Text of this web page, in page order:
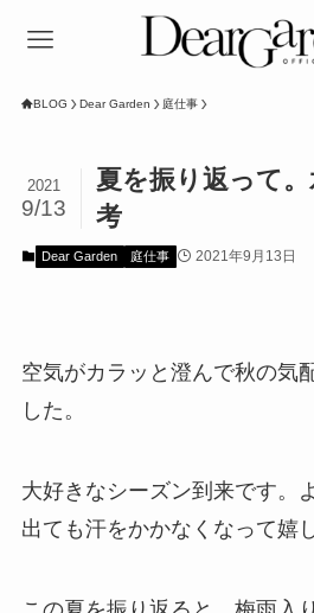
BLOG Dear Garden 庭仕事
夏を振り返って
考
2021
9/13
Dear Garden 庭仕事 2021年9月13日
空気がカラッと澄んで秋の気
した。
大好きなシーズン到来です。
出ても汗をかかなくなって嬉